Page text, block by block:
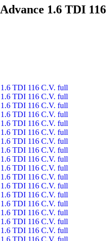
1.6 TDI 116